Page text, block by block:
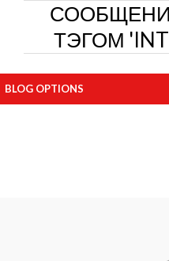
ТЭГОМ
BLOG OPTIONS